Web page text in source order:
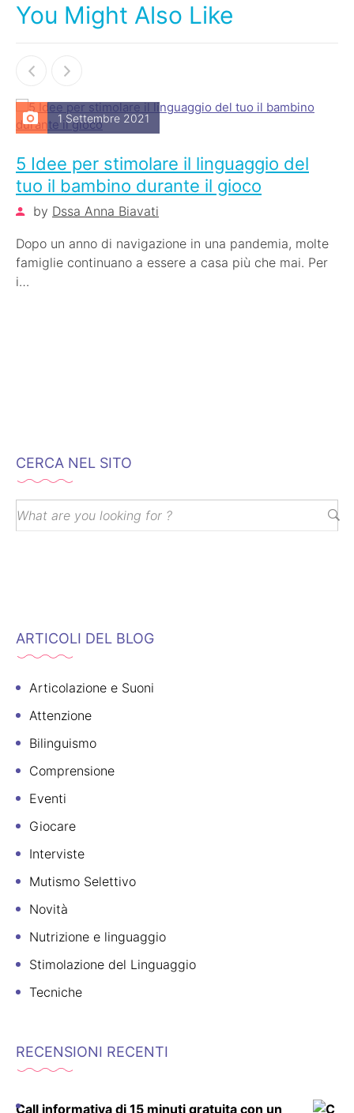
You Might Also Like
1 Settembre 2021
5 Idee per stimolare il linguaggio del
tuo il bambino durante il gioco
by Dssa Anna Biavati
Dopo un anno di navigazione in una pandemia, molte
famiglie continuano a essere a casa più che mai. Per
i…
CERCA NEL SITO
ARTICOLI DEL BLOG
Articolazione e Suoni
Attenzione
Bilinguismo
Comprensione
Eventi
Giocare
Interviste
Mutismo Selettivo
Novità
Nutrizione e linguaggio
Stimolazione del Linguaggio
Tecniche
RECENSIONI RECENTI
Call informativa di 15 minuti gratuita con un